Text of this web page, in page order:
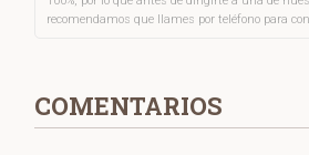
recomendamos que llames por teléfono para
COMENTARIOS